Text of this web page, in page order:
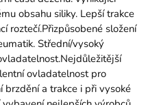
obsahu siliky. Lepší trakce
roztečí.Přizpůsobené složení
Střední/vysoký
ovladatelnost pro
a trakce i při vysoké